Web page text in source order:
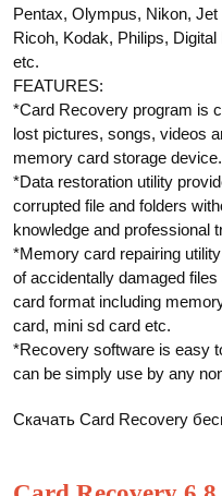
Pentax, Olympus, Nikon,
Ricoh, Kodak, Philips,
etc.
FEATURES:
*Card Recovery program is
lost pictures, songs, videos
memory card storage device.
*Data restoration utility
corrupted file and folders
knowledge and professional
*Memory card repairing
of accidentally damaged
card format including
card, mini sd card etc.
*Recovery software is easy
can be simply use by any
Скачать Card Recovery